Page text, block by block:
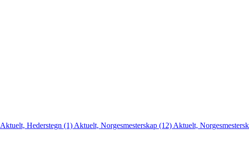
Aktuelt, Hederstegn (1) Aktuelt, Norgesmesterskap (12) Aktuelt,